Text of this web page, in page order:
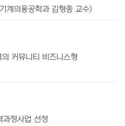
계의용공학과 김형종 교수)
커뮤니티 비즈니스형
과정사업 선정